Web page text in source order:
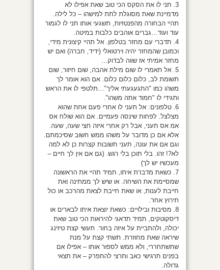
3. תני לו את הסקס הכי טוב שאת אפילו לא
מדמיינת שאת מסוגלת לתת למישהו – כל לילה.
תהיי הבחורה מהפנטזיות, תשגעי אותו תני לו לגמור
עוד ועוד…גברים אוהבים כלבות במיטה.
4. תדברי עם מחזר בטלפון. אל תהיי קיצונית מידי,
וכמובן שהמחזר יהיה וירטואלי (ידיד, חברה) ואם יש
מחזר אמיתי אז שווה לבדוק…
5. אל תאמרי לו שום מילת אהבה, שום חיזור, שום
תשומת לב, כלום כלום כלום. אם הוא אומר לך
משהו כמו "התגעגעתי אליך"…תלטפי לו את הראש
ותגידי לו "חמוד אתה משהו".
6. טלפונים: אל תעני לו אחרי פעם אחת שהוא
מצלצל. לפחות שינסה פעמיים. אם הוא שולח אס
אמ אס תעני, אבל רק אחרי איזה חצי שעה, שעה.
אלא אם כן מדובר על משהו ממש חשוב שסיכמתם.
וגם אם את עונה, תעני תשובות קצרות כן לא למה
לא?! זהו. בלי תוכן בלי רגש. (גם אם אין לך חיים –
מעכשיו יש לך)
7. כשאת מדברת איתו, תמיד תהיי את הראשונה
שמסיימת את השיחה. או שיש לך ממתינה ואת
חייבת לענות, או שאת חייבת לצאת מהרכב או כול
תירוץ אחר.
8. מסיבות ובילויים: כשאת יוצאת איתו לבארים או
דיסקוטקים, תמיד תדאגי להיראות הכי טוב שאת
יכולה, ולהתביית על איזה בחור. תעשי קצת טיזינג
שיראה שאת מחוזרת. תשתי קצת על מנת
שתשתחררי, ולא ממש לספור אותו – אפילו אם
בפנים תרגישי כאב ותרצי להתפרק – את תצאי
גדולה.